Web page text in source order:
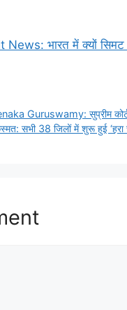
भारत में क्यों सिमट
Guruswamy: सुप्रीम
सभी 38 जिलों में शुरू हुई ‘हरा